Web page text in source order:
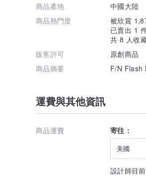
【商品售後服務&退換貨說明
商品產地
中國大陸
商品熱門度
被欣賞
已賣出 1
共 8 人收
販售許可
原創商品
商品摘要
F/N Flash
運費與其他資訊
商品運費 寄往：
美國
設計師目